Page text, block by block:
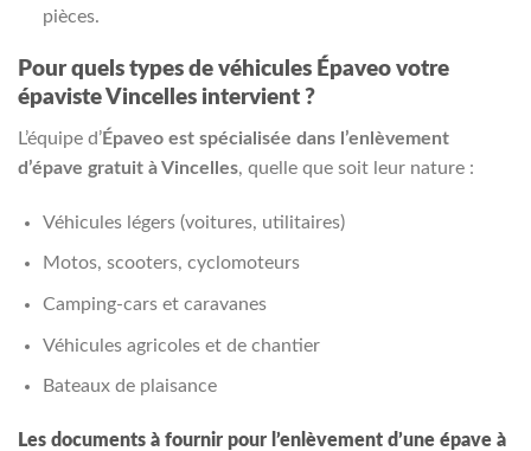
pièces.
Pour quels types de véhicules Épaveo votre
épaviste Vincelles intervient ?
L’équipe d’Épaveo est spécialisée dans l’enlèvement
d’épave gratuit à Vincelles, quelle que soit leur nature :
Véhicules légers (voitures, utilitaires)
Motos, scooters, cyclomoteurs
Camping-cars et caravanes
Véhicules agricoles et de chantier
Bateaux de plaisance
Les documents à fournir pour l’enlèvement d’une épave à